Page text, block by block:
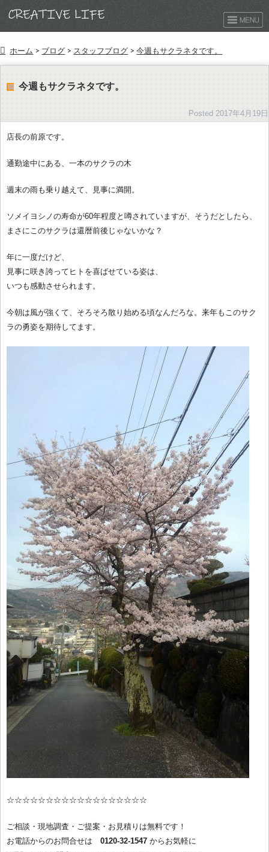
ホーム > ブログ > スタッフブログ >今週もサクラネタです。
今週もサクラネタです。
Posted2017年4月19日
店長の前原です。
通勤途中にある、一本のサクラの木
週末の雨も乗り越えて、見事に満開。
ソメイヨシノの寿命が60年程度と噂されていますが、そうだとしたら、
まさにこのサクラは還暦前後じゃないかな？
年に一度だけど、
見事に咲き誇ってヒトを喜ばせている姿は、
いつも感動させられます。
今朝は風が強くて、そろそろ散り始める頃なんだろな。来年もこのサク
ラの勇姿を期待してます。
☆☆☆☆☆☆☆☆☆☆☆☆☆☆☆☆☆☆
ご相談・現地調査・ご提案・お見積りは無料です！
お電話からのお問合せは 0120-32-1547 からお気軽に